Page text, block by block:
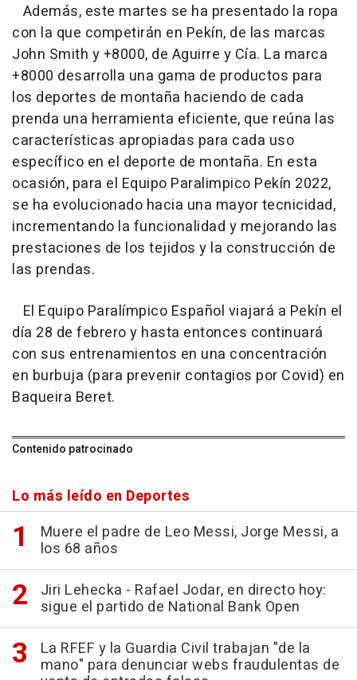
Además, este martes se ha presentado la ropa
con la que competirán en Pekín, de las marcas
John Smith y +8000, de Aguirre y Cía. La marca
+8000 desarrolla una gama de productos para
los deportes de montaña haciendo de cada
prenda una herramienta eficiente, que reúna las
características apropiadas para cada uso
específico en el deporte de montaña. En esta
ocasión, para el Equipo Paralimpico Pekín 2022,
se ha evolucionado hacia una mayor tecnicidad,
incrementando la funcionalidad y mejorando las
prestaciones de los tejidos y la construcción de
las prendas.
El Equipo Paralímpico Español viajará a Pekín el
día 28 de febrero y hasta entonces continuará
con sus entrenamientos en una concentración
en burbuja (para prevenir contagios por Covid) en
Baqueira Beret.
Contenido patrocinado
Lo más leído en Deportes
Muere el padre de Leo Messi, Jorge Messi, a
los 68 años
Jiri Lehecka - Rafael Jodar, en directo hoy:
sigue el partido de National Bank Open
La RFEF y la Guardia Civil trabajan "de la
mano" para denunciar webs fraudulentas de